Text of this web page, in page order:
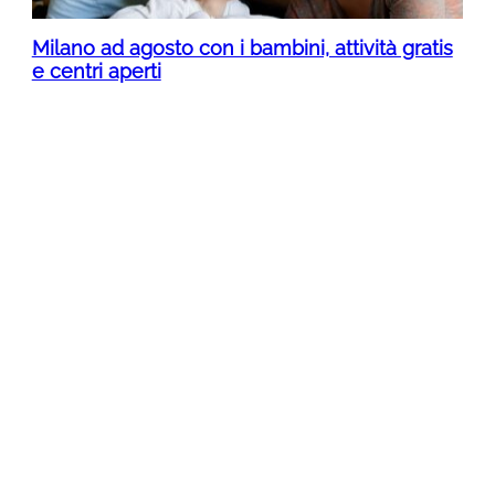
Milano ad agosto con i bambini, attività gratis
e centri aperti